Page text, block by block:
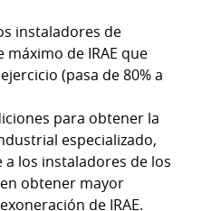
instaladores de
de IRAE que
(pasa de 80% a
para obtener la
especializado,
los instaladores de los
obtener mayor
de IRAE.